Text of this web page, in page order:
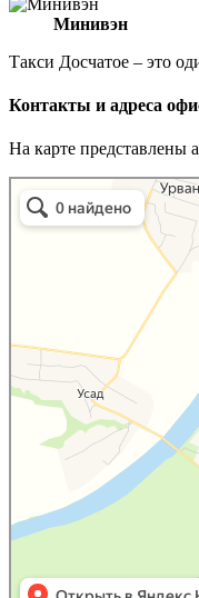
Минивэн
Такси Досчатое – это
Контакты и адреса
На карте представлены